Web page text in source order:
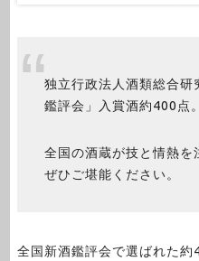
独立行政法人酒類総合研
鑑評会」入賞酒約400点。
全国の酒蔵が技と情熱を
ぜひご堪能ください。
全国新酒鑑評会で選ばれた